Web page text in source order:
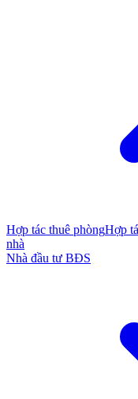
Hợp tác thuê phòngHợp
nhà
Nhà đầu tư BĐS